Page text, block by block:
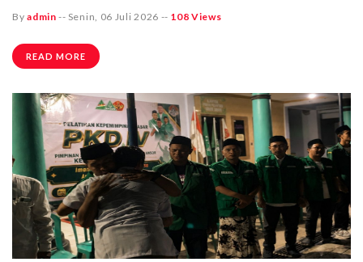
Byadmin -- Senin, 06 Juli 2026 -- 108 Views
READ MORE